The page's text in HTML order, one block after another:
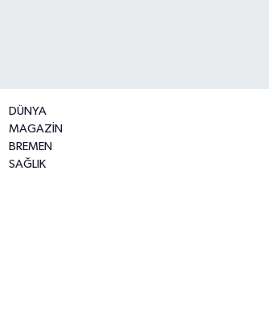
DÜNYA
MAGAZİN
BREMEN
SAĞLIK